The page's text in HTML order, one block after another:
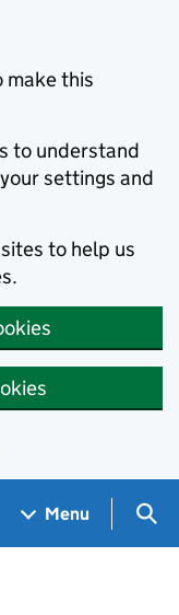
make this
to understand
settings and
to help us
Menu